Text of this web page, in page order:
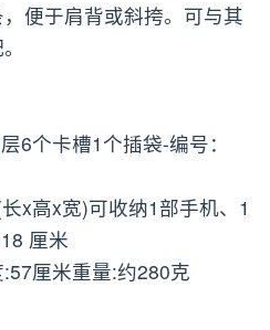
便于肩背或斜挎。可与其
6个卡槽1个插袋-编号：
x高x宽)可收纳1部手机、1
厘米
厘米重量:约280克